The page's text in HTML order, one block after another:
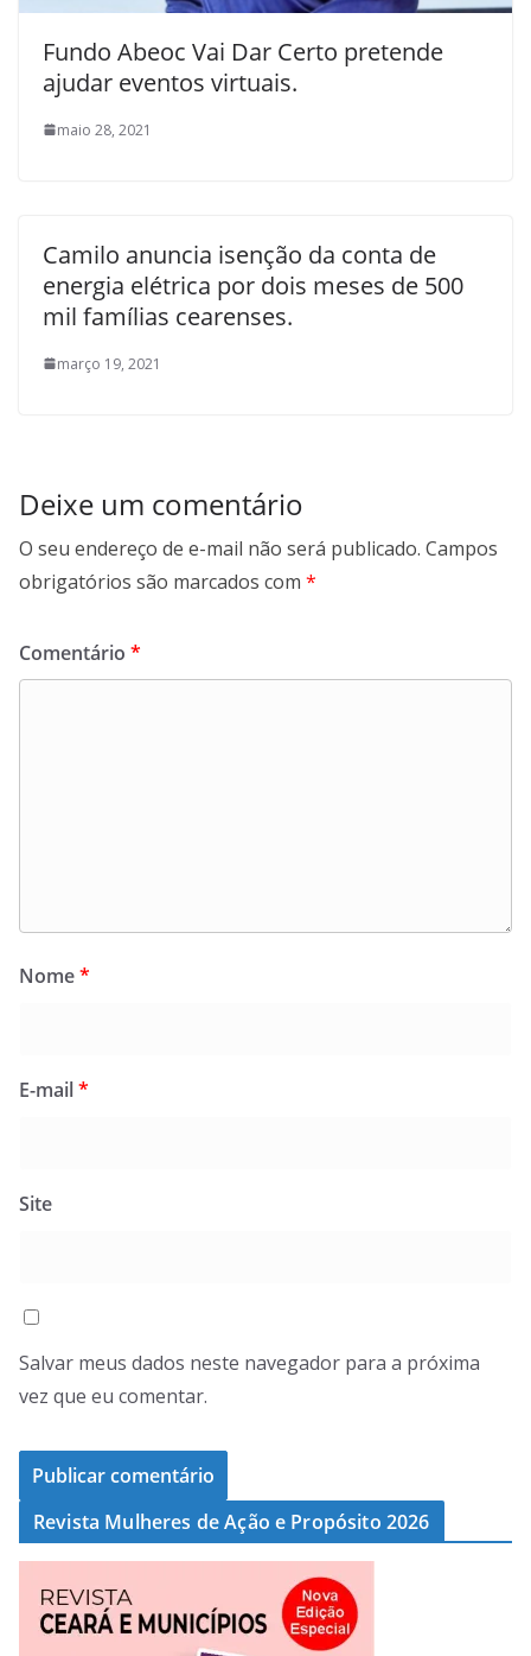
Fundo Abeoc Vai Dar Certo pretende
ajudar eventos virtuais.
maio 28, 2021
Camilo anuncia isenção da conta de
energia elétrica por dois meses de 500
mil famílias cearenses.
março 19, 2021
Deixe um comentário
O seu endereço de e-mail não será publicado. Campos
obrigatórios são marcados com *
Comentário *
Nome*
E-mail*
Site
Salvar meus dados neste navegador para a próxima
vez que eu comentar.
Revista Mulheres de Ação e Propósito 2026